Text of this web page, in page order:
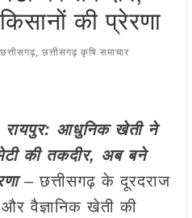
की प्रेरणा
छत्तीसगढ़, छत्तीसगढ़ कृषि समाचार
रायपुर: आधुनिक खेती ने
की तकदीर, अब बने
– छत्तीसगढ़ के दूरदराज
वैज्ञानिक खेती की